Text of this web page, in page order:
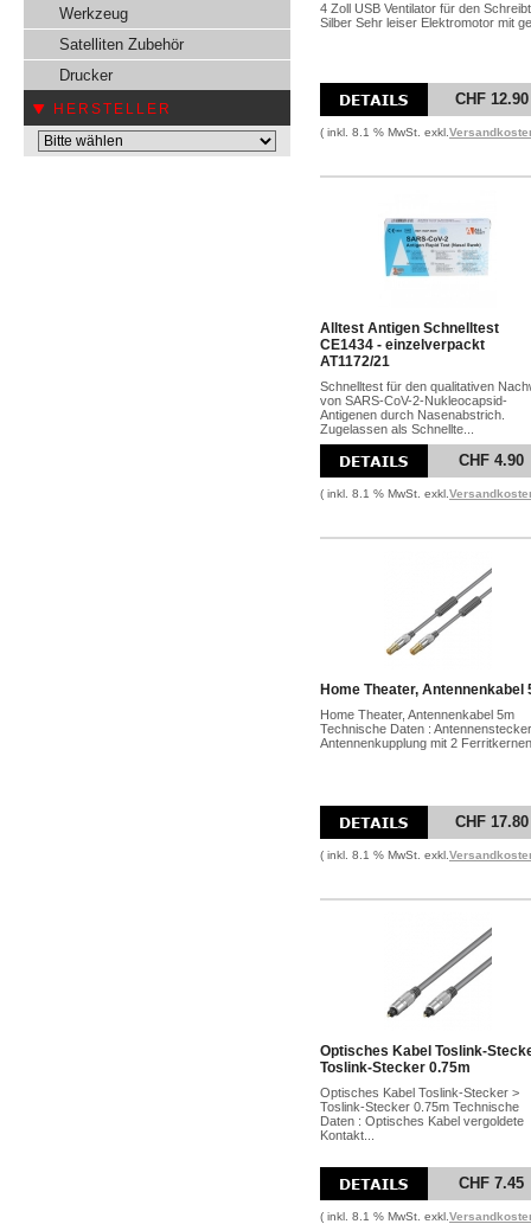
Werkzeug
Satelliten Zubehör
Drucker
HERSTELLER
4 Zoll USB Ventilator für den
Silber Sehr leiser Elektromotor mit
CHF 12.90
( inkl. 8.1 % MwSt. exkl.
Alltest Antigen Schnelltest
CE1434 - einzelverpackt
AT1172/21
Schnelltest für den qualitativen
von SARS-CoV-2-Nukleocapsid-
Antigenen durch Nasenabstrich.
Zugelassen als Schnellte...
CHF 4.90
( inkl. 8.1 % MwSt. exkl.
Home Theater, Antennenkabel
Home Theater, Antennenkabel 5m
Technische Daten :
Antennenkupplung mit 2
CHF 17.80
( inkl. 8.1 % MwSt. exkl.
Optisches Kabel Toslink-
Toslink-Stecker 0.75m
Optisches Kabel Toslink-Stecker >
Toslink-Stecker 0.75m Technische
Daten : Optisches Kabel vergoldete
Kontakt...
CHF 7.45
( inkl. 8.1 % MwSt. exkl.